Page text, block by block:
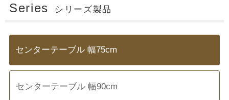
Series シリーズ製品
センターテーブル 幅75cm
センターテーブル 幅90cm